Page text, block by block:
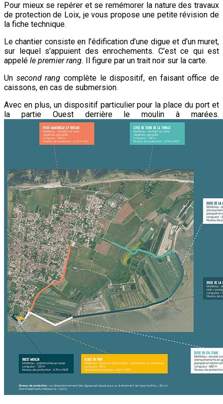
Pour mieux se repérer et se remémorer la nature des travaux
de protection de Loix, je vous propose une petite révision de
la fiche technique.
Le chantier consiste en l’édification d’une digue et d’un muret,
sur lequel s’appuient des enrochements. C’est ce qui est
appelé le premier rang.
Il figure par un trait noir sur la carte.
Un second rang complète le dispositif, en faisant office de
caissons, en cas de submersion.
Avec en plus, un dispositif particulier pour la place du port et
la partie Ouest derrière le moulin à marées.